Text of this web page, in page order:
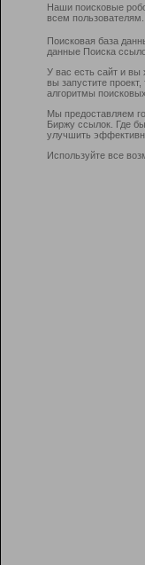
Наши поисковые
всем пользователям.
Поисковая база
данные Поиска
У вас есть сайт и вы
вы запустите
алгоритмы
Мы предоставляем
Биржу ссылок. Где
улучшить
Используйте все